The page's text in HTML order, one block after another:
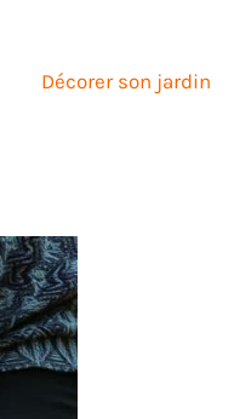
Décorer son jardin